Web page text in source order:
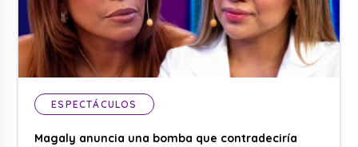
ESPECTÁCULOS
Magaly anuncia una bomba que contradeciría